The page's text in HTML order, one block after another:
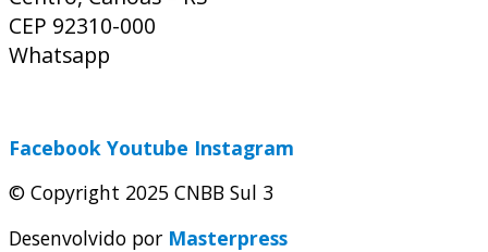
CEP 92310-000
Whatsapp
Facebook Youtube Instagram
© Copyright 2025 CNBB Sul 3
Desenvolvido por Masterpress